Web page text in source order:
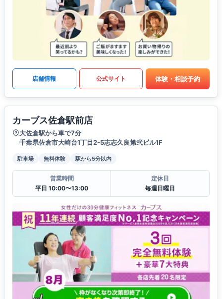
店舗情報 公式サイト 体験・相談予約
カーブス佐倉駅前店
大佐倉駅から車で7分
千葉県佐倉市大崎台1丁目2-5志志久良第弐ビル1F
駐車場 無料体験 駅から5分以内
営業時間
平日 10:00〜13:00
定休日
毎週日曜日